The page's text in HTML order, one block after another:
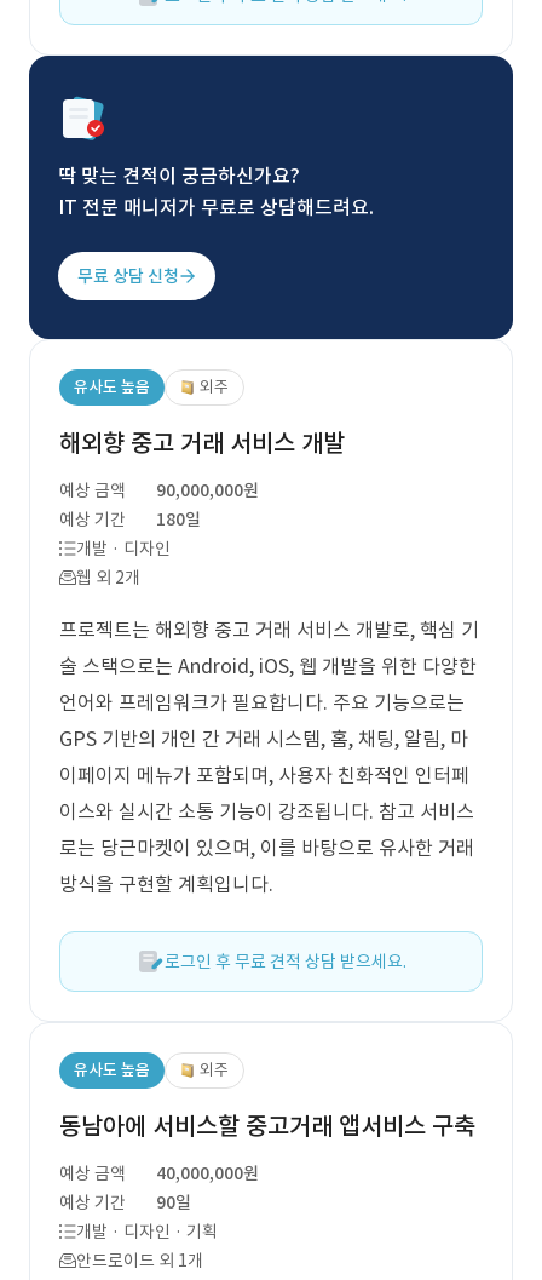
딱 맞는 견적이 궁금하신가요?
IT 전문 매니저가 무료로 상담해드려요.
무료 상담 신청
유사도 높음 외주
해외향 중고 거래 서비스 개발
예상 금액
90,000,000원
예상 기간
180일
개발 · 디자인
웹 외 2개
프로젝트는 해외향 중고 거래 서비스 개발로, 핵심 기
술 스택으로는 Android, iOS, 웹 개발을 위한 다양한
언어와 프레임워크가 필요합니다. 주요 기능으로는
GPS 기반의 개인 간 거래 시스템, 홈, 채팅, 알림, 마
이페이지 메뉴가 포함되며, 사용자 친화적인 인터페
이스와 실시간 소통 기능이 강조됩니다. 참고 서비스
로는 당근마켓이 있으며, 이를 바탕으로 유사한 거래
방식을 구현할 계획입니다.
로그인 후 무료 견적 상담 받으세요.
유사도 높음 외주
동남아에 서비스할 중고거래 앱서비스 구축
예상 금액
40,000,000원
예상 기간
90일
개발 · 디자인 · 기획
안드로이드 외 1개